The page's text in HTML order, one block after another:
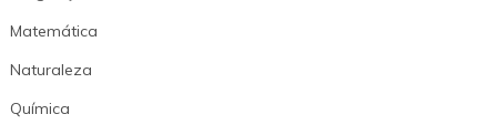
Matemática
Naturaleza
Química